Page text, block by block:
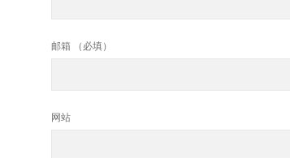
邮箱 （必填）
网站